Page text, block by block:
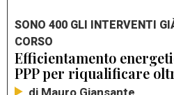
SONO 400 GLI INTERVENTI
CORSO
Efficientamento
PPP per riqualificare